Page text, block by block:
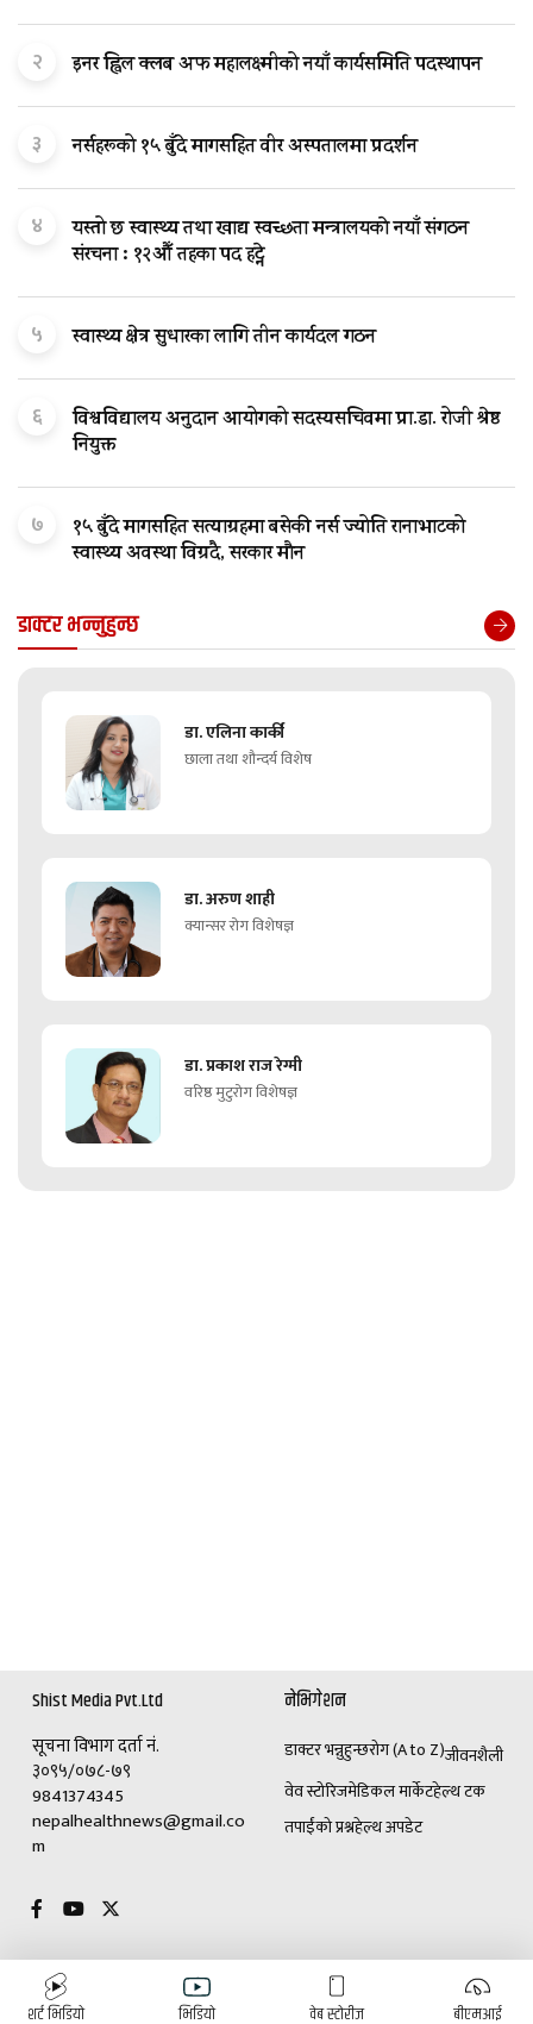
शर्ट भिडियो भिडियो वेब स्टोरीज बीएमआई
२ इनर ह्विल क्लब अफ महालक्ष्मीको नयाँ कार्यसमिति पदस्थापन
३ नर्सहरूको १५ बुँदे मागसहित वीर अस्पतालमा प्रदर्शन
४
यस्तो छ स्वास्थ्य तथा खाद्य स्वच्छता मन्त्रालयकाे नयाँ संगठन
संरचना : १२औँ तहका पद हट्ने
५ स्वास्थ्य क्षेत्र सुधारका लागि तीन कार्यदल गठन
६
विश्वविद्यालय अनुदान आयोगको सदस्यसचिवमा प्रा.डा. रोजी श्रेष्ठ
नियुक्त
७
१५ बुँदे मागसहित सत्याग्रहमा बसेकी नर्स ज्योति रानाभाटको
स्वास्थ्य अवस्था विग्रदै, सरकार मौन
डाक्टर भन्नुहुन्छ
डा. एलिना कार्की
छाला तथा शौन्दर्य विशेष
डा. अरुण शाही
क्यान्सर रोग विशेषज्ञ
डा. प्रकाश राज रेग्मी
वरिष्ठ मुटुरोग विशेषज्ञ
Shist Media Pvt.Ltd
सूचना विभाग दर्ता नं.
३०९५/०७८-७९
9841374345
nepalhealthnews@gmail.co
m
नेभिगेशन
डाक्टर भन्नुहुन्छरोग (A to Z)जीवनशैली
वेव स्टोरिजमेडिकल मार्केटहेल्थ टक
तपाईंको प्रश्नहेल्थ अपडेट
विशेष विज्ञापनका लागि